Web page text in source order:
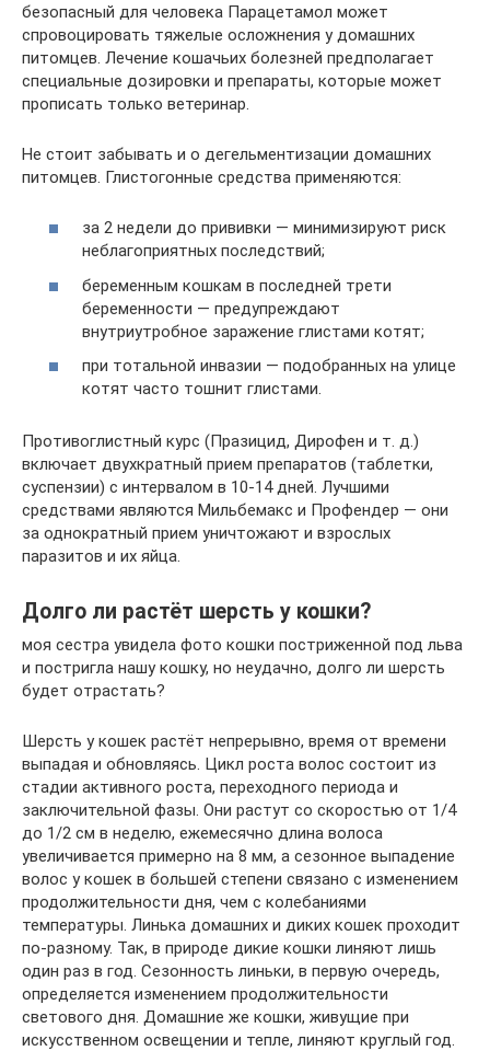
безопасный для человека Парацетамол может
спровоцировать тяжелые осложнения у домашних
питомцев. Лечение кошачьих болезней предполагает
специальные дозировки и препараты, которые может
прописать только ветеринар.
Не стоит забывать и о дегельментизации домашних
питомцев. Глистогонные средства применяются:
за 2 недели до прививки — минимизируют риск
неблагоприятных последствий;
беременным кошкам в последней трети
беременности — предупреждают
внутриутробное заражение глистами котят;
при тотальной инвазии — подобранных на улице
котят часто тошнит глистами.
Противоглистный курс (Празицид, Дирофен и т. д.)
включает двухкратный прием препаратов (таблетки,
суспензии) с интервалом в 10-14 дней. Лучшими
средствами являются Мильбемакс и Профендер — они
за однократный прием уничтожают и взрослых
паразитов и их яйца.
Долго ли растёт шерсть у кошки?
моя сестра увидела фото кошки постриженной под льва
и постригла нашу кошку, но неудачно, долго ли шерсть
будет отрастать?
Шерсть у кошек растёт непрерывно, время от времени
выпадая и обновляясь. Цикл роста волос состоит из
стадии активного роста, переходного периода и
заключительной фазы. Они растут со скоростью от 1/4
до 1/2 см в неделю, ежемесячно длина волоса
увеличивается примерно на 8 мм, а сезонное выпадение
волос у кошек в большей степени связано с изменением
продолжительности дня, чем с колебаниями
температуры. Линька домашних и диких кошек проходит
по-разному. Так, в природе дикие кошки линяют лишь
один раз в год. Сезонность линьки, в первую очередь,
определяется изменением продолжительности
светового дня. Домашние же кошки, живущие при
искусственном освещении и тепле, линяют круглый год.